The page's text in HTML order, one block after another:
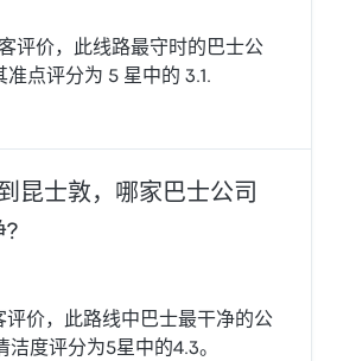
评价，此线路最守时的巴士公
准点评分为 5 星中的 3.1.
昆士敦，哪家巴士公司
?
评价，此路线中巴士最干净的公
洁度评分为5星中的4.3。